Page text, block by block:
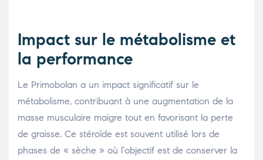
Impact sur le métabolisme et
la performance
Le Primobolan a un impact significatif sur le
métabolisme, contribuant à une augmentation de la
masse musculaire maigre tout en favorisant la perte
de graisse. Ce stéroïde est souvent utilisé lors de
phases de « sèche » où l’objectif est de conserver la